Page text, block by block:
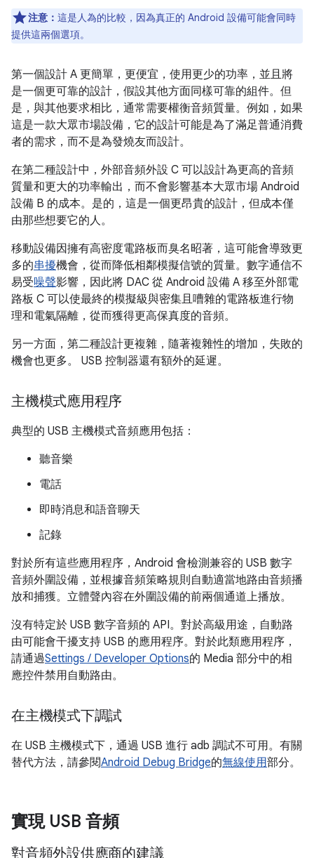
注意： 這是人為的比較，因為真正的 Android 設備可能會同時
提供這兩個選項。
第一個設計 A 更簡單，更便宜，使用更少的功率，並且將
是一個更可靠的設計，假設其他方面同樣可靠的組件。但
是，與其他要求相比，通常需要權衡音頻質量。例如，如果
這是一款大眾市場設備，它的設計可能是為了滿足普通消費
者的需求，而不是為發燒友而設計。
在第二種設計中，外部音頻外設 C 可以設計為更高的音頻
質量和更大的功率輸出，而不會影響基本大眾市場 Android
設備 B 的成本。是的，這是一個更昂貴的設計，但成本僅
由那些想要它的人。
移動設備因擁有高密度電路板而臭名昭著，這可能會導致更
多的串擾機會，從而降低相鄰模擬信號的質量。數字通信不
易受噪聲影響，因此將 DAC 從 Android 設備 A 移至外部電
路板 C 可以使最終的模擬級與密集且嘈雜的電路板進行物
理和電氣隔離，從而獲得更高保真度的音頻。
另一方面，第二種設計更複雜，隨著複雜性的增加，失敗的
機會也更多。 USB 控制器還有額外的延遲。
主機模式應用程序
典型的 USB 主機模式音頻應用包括：
聽音樂
電話
即時消息和語音聊天
記錄
對於所有這些應用程序，Android 會檢測兼容的 USB 數字
音頻外圍設備，並根據音頻策略規則自動適當地路由音頻播
放和捕獲。立體聲內容在外圍設備的前兩個通道上播放。
沒有特定於 USB 數字音頻的 API。對於高級用途，自動路
由可能會干擾支持 USB 的應用程序。對於此類應用程序，
請通過Settings / Developer Options的 Media 部分中的相
應控件禁用自動路由。
在主機模式下調試
在 USB 主機模式下，通過 USB 進行 adb 調試不可用。有關
替代方法，請參閱Android Debug Bridge的無線使用部分。
實現 USB 音頻
對音頻外設供應商的建議